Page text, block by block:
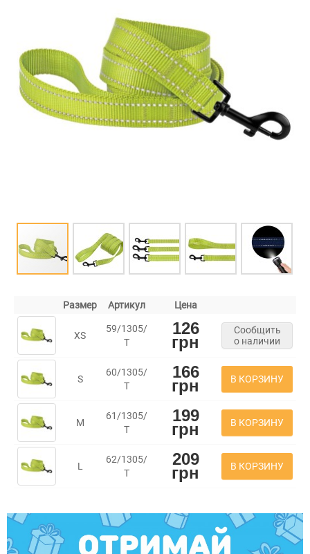
Размер Артикул Цена
XS
59/1305/
Т
126
грн
Сообщить
о наличии
S
60/1305/
Т
166
грн В КОРЗИНУ
M
61/1305/
Т
199
грн В КОРЗИНУ
L
62/1305/
Т
209
грн В КОРЗИНУ